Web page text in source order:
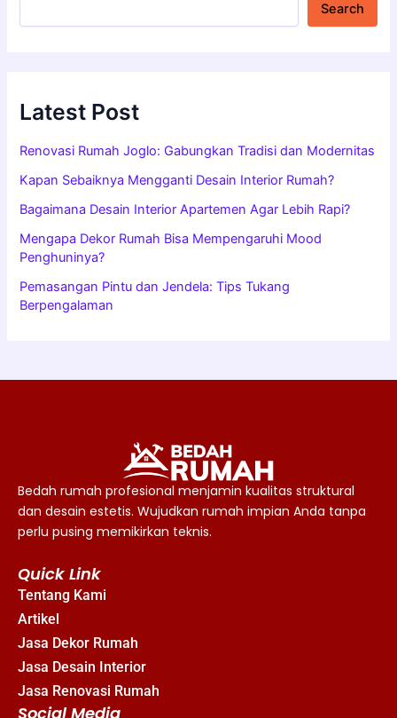
Search
Latest Post
Renovasi Rumah Joglo: Gabungkan Tradisi dan Modernitas
Kapan Sebaiknya Mengganti Desain Interior Rumah?
Bagaimana Desain Interior Apartemen Agar Lebih Rapi?
Mengapa Dekor Rumah Bisa Mempengaruhi Mood
Penghuninya?
Pemasangan Pintu dan Jendela: Tips Tukang
Berpengalaman
Bedah rumah profesional menjamin kualitas struktural
dan desain estetis. Wujudkan rumah impian Anda tanpa
perlu pusing memikirkan teknis.
Quick Link
Tentang Kami
Artikel
Jasa Dekor Rumah
Jasa Desain Interior
Jasa Renovasi Rumah
Social Media